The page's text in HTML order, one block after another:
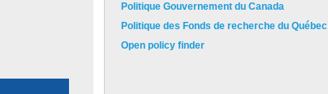
Politique Gouvernement du Canada
Politique des Fonds de recherche du Québec
Open policy finder